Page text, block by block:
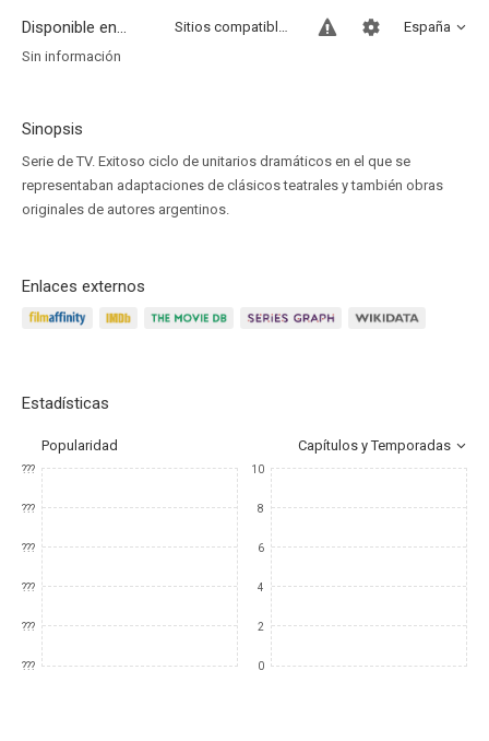
Disponible en... España
Sitios compatibles
Sin información
Sinopsis
Serie de TV. Exitoso ciclo de unitarios dramáticos en el que se
representaban adaptaciones de clásicos teatrales y también obras
originales de autores argentinos.
Enlaces externos
Estadísticas
Popularidad Capítulos y Temporadas
???
???
???
???
???
???
10
8
6
4
2
0